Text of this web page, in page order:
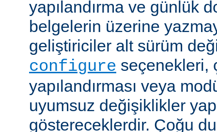
yapılandırma ve günlük
belgelerin üzerine
geliştiriciler alt sürüm
configure seçenekleri,
yapılandırması veya
uyumsuz değişiklikler
göstereceklerdir. Çoğu